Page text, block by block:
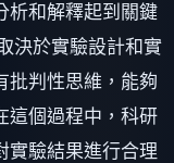
析和解釋起到關鍵
決於實驗設計和實
批判性思維，能夠
這個過程中，科研
實驗結果進行合理